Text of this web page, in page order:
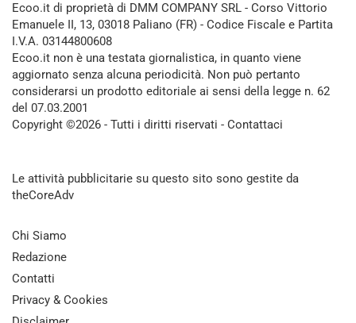
Ecoo.it di proprietà di DMM COMPANY SRL - Corso Vittorio
Emanuele II, 13, 03018 Paliano (FR) - Codice Fiscale e Partita
I.V.A. 03144800608
Ecoo.it non è una testata giornalistica, in quanto viene
aggiornato senza alcuna periodicità. Non può pertanto
considerarsi un prodotto editoriale ai sensi della legge n. 62
del 07.03.2001
Copyright ©2026 - Tutti i diritti riservati - Contattaci
Le attività pubblicitarie su questo sito sono gestite da
theCoreAdv
Chi Siamo
Redazione
Contatti
Privacy & Cookies